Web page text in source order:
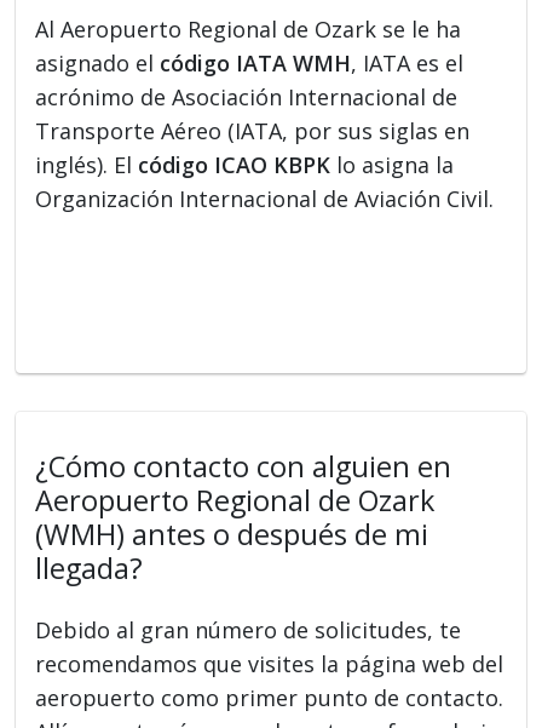
Al Aeropuerto Regional de Ozark se le ha
asignado el código IATA WMH, IATA es el
acrónimo de Asociación Internacional de
Transporte Aéreo (IATA, por sus siglas en
inglés). El código ICAO KBPK lo asigna la
Organización Internacional de Aviación Civil.
¿Cómo contacto con alguien en
Aeropuerto Regional de Ozark
(WMH) antes o después de mi
llegada?
Debido al gran número de solicitudes, te
recomendamos que visites la página web del
aeropuerto como primer punto de contacto.